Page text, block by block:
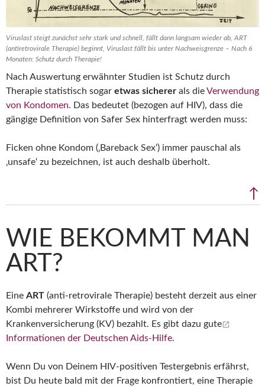
Viruslast steigt zunächst sehr stark und schnell, fällt dann langsam wieder ab, ART
(antiretrovirale Therapie) beginnt, Viruslast fällt bis unter Nachweisgrenze – Nach 6
Monaten: Schutz durch Therapie!
Nach Auswertung erwähnter Studien ist Schutz durch
Therapie statistisch sogar etwas sicherer als dieVerwendung
von Kondomen. Das bedeutet (bezogen auf HIV), dass die
gängige Definition von Safer Sex hinterfragt werden muss:
Ficken ohne Kondom (‚Bareback Sex‘) immer pauschal als
‚unsafe‘ zu bezeichnen, ist auch deshalb überholt.
↑
WIE BEKOMMT MAN
ART?
Eine ART (anti-retrovirale Therapie) besteht derzeit aus einer
Kombi mehrerer Wirkstoffe und wird von der
Krankenversicherung (KV) bezahlt. Es gibt dazu gute
Informationen der Deutschen Aids-Hilfe.
Wenn Du von Deinem HIV-positiven Testergebnis erfährst,
bist Du heute bald mit der Frage konfrontiert, eine Therapie